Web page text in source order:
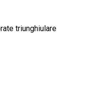
triunghiulare